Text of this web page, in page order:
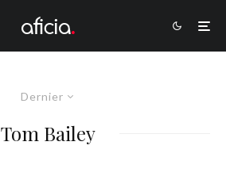
Dernier
Tom Bailey